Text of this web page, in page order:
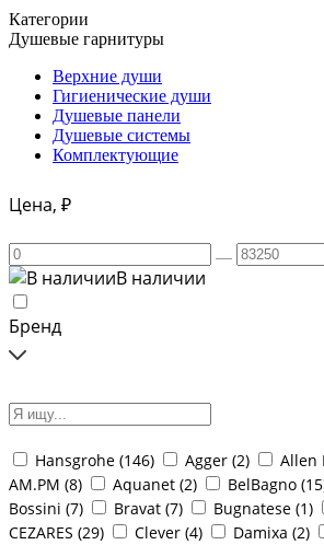
Категории
Душевые гарнитуры
Верхние души
Гигиенические души
Душевые панели
Душевые системы
Комплектующие
Цена, ₽
В наличии
Бренд
Hansgrohe (146) Agger (2) Allen
AM.PM (8) Aquanet (2) BelBagno (15
Bossini (7) Bravat (7) Bugnatese (1)
CEZARES (29) Clever (4) Damixa (2)